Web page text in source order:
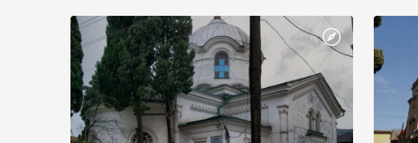
Херсонесі Володимир-язичник, став Василем-
християнином. А потім було Хрещення Русі. На честь
Херсонесу Таврійського названо місто […]